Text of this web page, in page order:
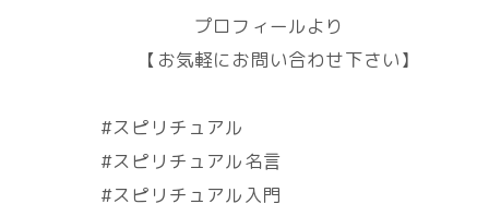
プロフィールより
【お気軽にお問い合わせ下さい】
#スピリチュアル
#スピリチュアル名言
#スピリチュアル入門